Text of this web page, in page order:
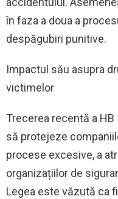
în ​​faza a doua a
despăgubiri punitive.
Impactul său asupra
victimelor
Trecerea recentă a
să protejeze
procese excesive, a
organizațiilor de
Legea este văzută ca